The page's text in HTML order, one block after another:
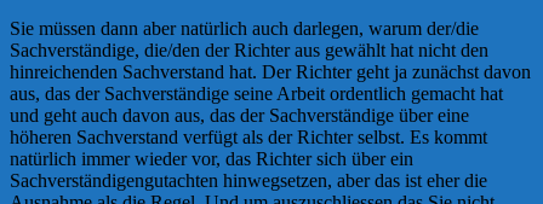
Sie müssen dann aber natürlich auch darlegen, warum der/die
Sachverständige, die/den der Richter aus gewählt hat nicht den
hinreichenden Sachverstand hat. Der Richter geht ja zunächst davon
aus, das der Sachverständige seine Arbeit ordentlich gemacht hat
und geht auch davon aus, das der Sachverständige über eine
höheren Sachverstand verfügt als der Richter selbst. Es kommt
natürlich immer wieder vor, das Richter sich über ein
Sachverständigengutachten hinwegsetzen, aber das ist eher die